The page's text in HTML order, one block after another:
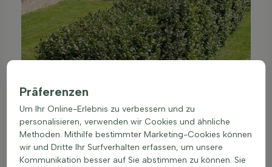
Präferenzen
Um Ihr Online-Erlebnis zu verbessern und zu
personalisieren, verwenden wir Cookies und ähnliche
Methoden. Mithilfe bestimmter Marketing-Cookies können
wir und Dritte Ihr Surfverhalten erfassen, um unsere
Kommunikation besser auf Sie abstimmen zu können. Sie